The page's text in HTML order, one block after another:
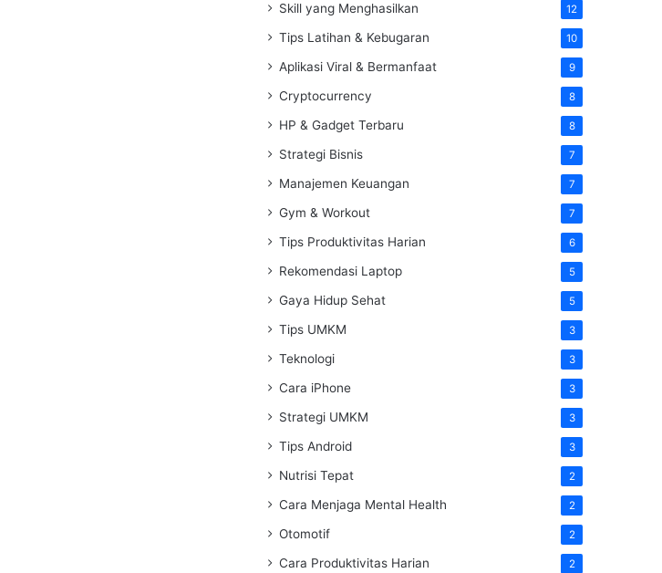
Skill yang Menghasilkan 12
Tips Latihan & Kebugaran 10
Aplikasi Viral & Bermanfaat 9
Cryptocurrency 8
HP & Gadget Terbaru 8
Strategi Bisnis 7
Manajemen Keuangan 7
Gym & Workout 7
Tips Produktivitas Harian 6
Rekomendasi Laptop 5
Gaya Hidup Sehat 5
Tips UMKM 3
Teknologi 3
Cara iPhone 3
Strategi UMKM 3
Tips Android 3
Nutrisi Tepat 2
Cara Menjaga Mental Health 2
Otomotif 2
Cara Produktivitas Harian 2